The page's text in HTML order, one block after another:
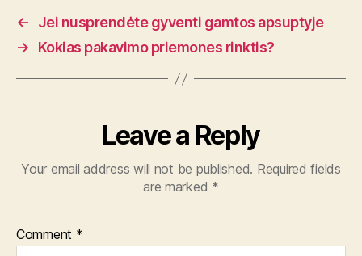
←
Jei nusprendėte gyventi gamtos apsuptyje
→
Kokias pakavimo priemones rinktis?
Leave a Reply
Your email address will not be published. Required fields
are marked *
Comment *